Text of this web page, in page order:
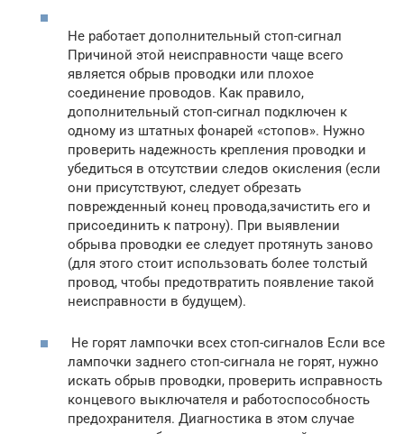
Не работает дополнительный стоп-сигнал
Причиной этой неисправности чаще всего
является обрыв проводки или плохое
соединение проводов. Как правило,
дополнительный стоп-сигнал подключен к
одному из штатных фонарей «стопов». Нужно
проверить надежность крепления проводки и
убедиться в отсутствии следов окисления (если
они присутствуют, следует обрезать
поврежденный конец провода,зачистить его и
присоединить к патрону). При выявлении
обрыва проводки ее следует протянуть заново
(для этого стоит использовать более толстый
провод, чтобы предотвратить появление такой
неисправности в будущем).
Не горят лампочки всех стоп-сигналов Если все
лампочки заднего стоп-сигнала не горят, нужно
искать обрыв проводки, проверить исправность
концевого выключателя и работоспособность
предохранителя. Диагностика в этом случае